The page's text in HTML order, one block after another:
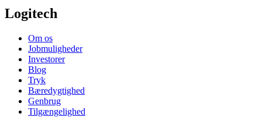
Logitech
Om os
Jobmuligheder
Investorer
Blog
Tryk
Bæredygtighed
Genbrug
Tilgængelighed